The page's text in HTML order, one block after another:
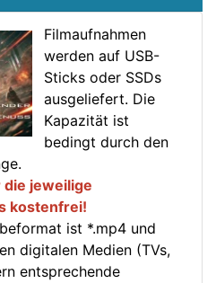
Filmaufnahmen
werden auf USB-
Sticks oder SSDs
ausgeliefert. Die
Kapazität ist
bedingt durch den
die jeweilige
kostenfrei!
ist *.mp4 und
digitalen Medien (TVs,
entsprechende